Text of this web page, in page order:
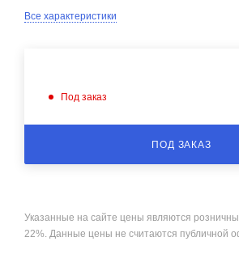
Все характеристики
Под заказ
ПОД ЗАКАЗ
Указанные на сайте цены являются
22%. Данные цены не считаются публичной